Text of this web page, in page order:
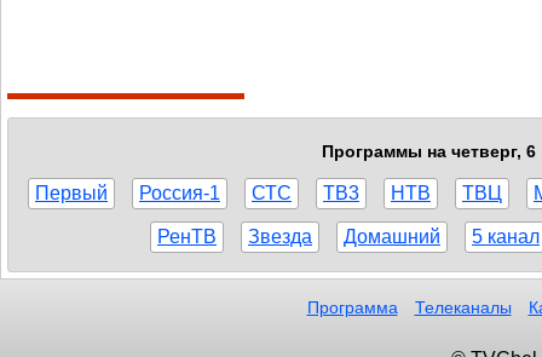
Программы на четверг, 6
Первый Россия-1 СТС ТВ3 НТВ ТВЦ
РенТВ Звезда Домашний 5 канал
Программа Телеканалы